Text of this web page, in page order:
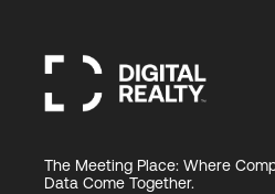
The Meeting Place: Where
Data Come Together.